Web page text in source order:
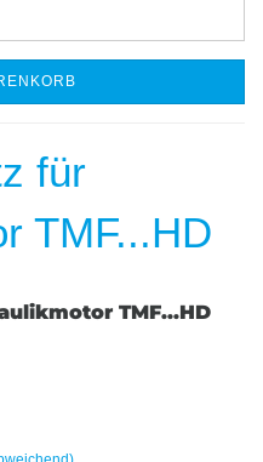
TMF...HD